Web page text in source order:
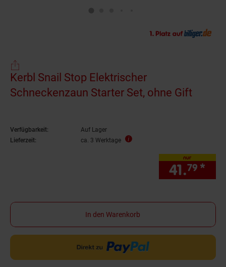
Kerbl Snail Stop Elektrischer
Schneckenzaun Starter Set, ohne Gift
Verfügbarkeit:
Auf Lager
Lieferzeit:
ca. 3 Werktage
nur
41.79 *
In den Warenkorb